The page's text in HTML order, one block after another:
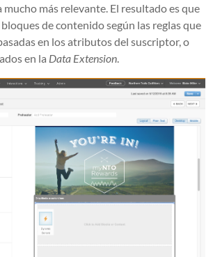
mucho más relevante. El resultado es que
de contenido según las reglas que
en los atributos del suscriptor, o
en la Data Extension.